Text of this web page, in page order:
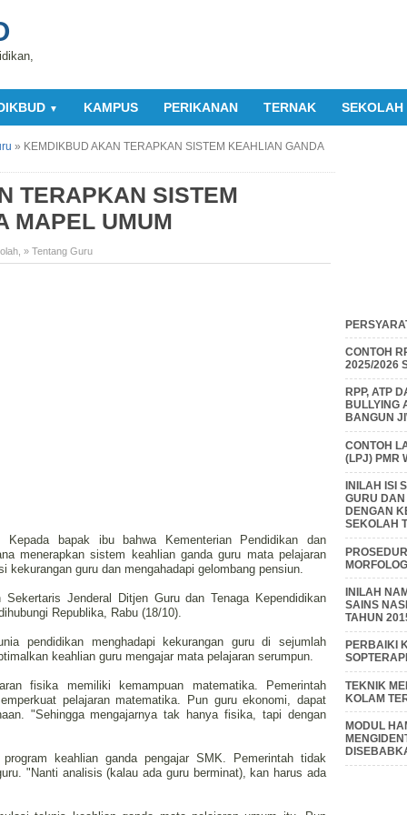
▼ KAMPUS PERIKANAN TERNAK SEKOLAH
» KEMDIKBUD AKAN TERAPKAN SISTEM KEAHLIAN GANDA
TERAPKAN SISTEM
MAPEL UMUM
» Tentang Guru
Kepada bapak ibu bahwa Kementerian Pendidikan dan
menerapkan sistem keahlian ganda guru mata pelajaran
kekurangan guru dan mengahadapi gelombang pensiun.
Jenderal Ditjen Guru dan Tenaga Kependidikan
Republika, Rabu (18/10).
pendidikan menghadapi kekurangan guru di sejumlah
keahlian guru mengajar mata pelajaran serumpun.
fisika memiliki kemampuan matematika. Pemerintah
pelajaran matematika. Pun guru ekonomi, dapat
"Sehingga mengajarnya tak hanya fisika, tapi dengan
keahlian ganda pengajar SMK. Pemerintah tidak
"Nanti analisis (kalau ada guru berminat), kan harus ada
CONTOH
2025/2026
RPP, ATP
BULLYING
BANGUN
CONTOH
(LPJ) PMR
INILAH ISI
GURU
DENGAN
SEKOLAH
INILAH
SAINS
TAHUN
PERBAIKI
TEKNIK
KOLAM
MODUL